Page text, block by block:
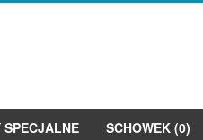
SPECJALNE SCHOWEK (0)